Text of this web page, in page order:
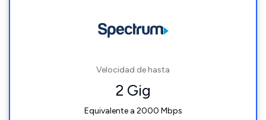
Velocidad de hasta
2 Gig
Equivalente a 2000 Mbps